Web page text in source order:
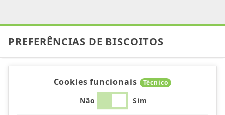
PREFERÊNCIAS DE BISCOITOS
Cookies funcionais Técnico
Não Sim